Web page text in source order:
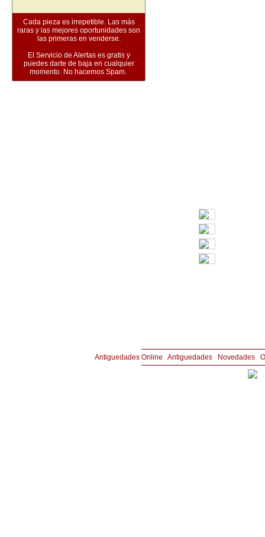
Cada pieza es irrepetible. Las más
raras y las mejores oportunidades son
las primeras en venderse.
El Servicio de Alertas es gratis y
puedes darte de baja en cualquier
momento. No hacemos Spam.
Antiguedades Online Antiguedades Novedades